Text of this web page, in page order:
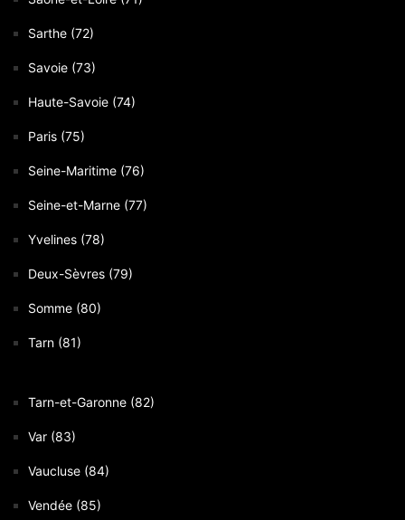
Sarthe (72)
Savoie (73)
Haute-Savoie (74)
Paris (75)
Seine-Maritime (76)
Seine-et-Marne (77)
Yvelines (78)
Deux-Sèvres (79)
Somme (80)
Tarn (81)
Tarn-et-Garonne (82)
Var (83)
Vaucluse (84)
Vendée (85)